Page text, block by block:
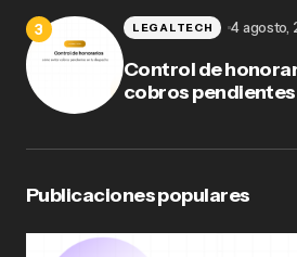
Control de
cobros
LEGALTECH 4 agosto,
Publicaciones populares